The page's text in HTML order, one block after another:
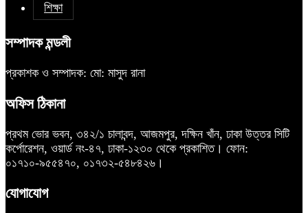
শিক্ষা
সম্পাদক মন্ডলী
প্রকাশক ও সম্পাদক: মো: মাসুদ রানা
অফিস ঠিকানা
প্রথম ভোর ভবন, ৩৪২/১ চালাবন্দ, আজমপুর, দক্ষিন খাঁন, ঢাকা উত্তর সিটি
কর্পোরেশন, ওয়ার্ড নং-৪৭, ঢাকা-১২৩০ থেকে প্রকাশিত। ফোন:
০১৭১০-৯৫৫৪৭০, ০১৭৩২-৫৪৮৪২৬।
যোগাযোগ